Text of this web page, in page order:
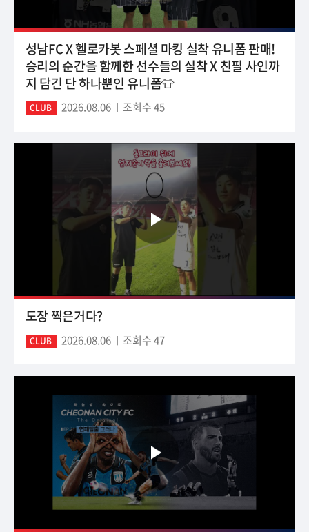
성남FC X 헬로카봇 스페셜 마킹 실착 유니폼 판매!
승리의 순간을 함께한 선수들의 실착 X 친필 사인까
지 담긴 단 하나뿐인 유니폼👕
CLUB 2026.08.06 조회수 45
도장 찍은거다?
CLUB 2026.08.06 조회수 47